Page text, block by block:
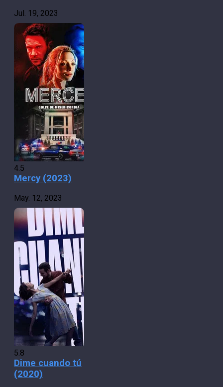
Jul. 19, 2023
4.5
Mercy (2023)
May. 12, 2023
5.8
Dime cuando tú
(2020)